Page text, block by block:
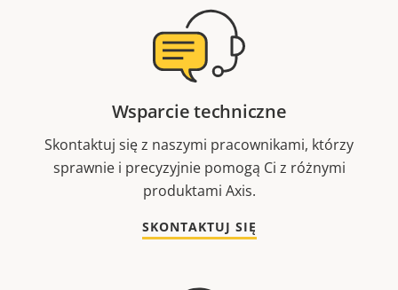
Wsparcie techniczne
Skontaktuj się z naszymi pracownikami, którzy
sprawnie i precyzyjnie pomogą Ci z różnymi
produktami Axis.
SKONTAKTUJ SIĘ